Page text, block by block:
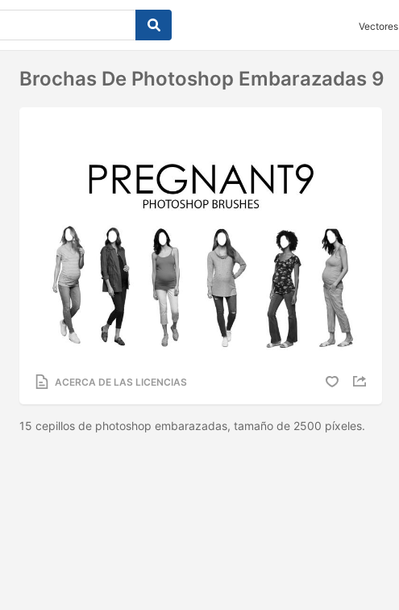
Vectores
Brochas De Photoshop Embarazadas 9
ACERCA DE LAS LICENCIAS
15 cepillos de photoshop embarazadas, tamaño de 2500 píxeles.